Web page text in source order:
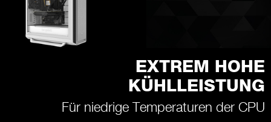
EXTREM HOHE
KÜHLLEISTUNG
Für niedrige Temperaturen der CPU